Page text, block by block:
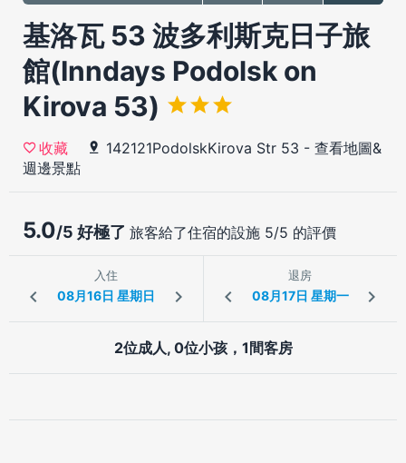
基洛瓦 53 波多利斯克日子旅
館(Inndays Podolsk on
Kirova 53)
收藏 142121PodolskKirova Str 53 - 查看地圖&
週邊景點
5.0/5 好極了 旅客給了住宿的設施 5/5 的評價
入住 退房
2位成人, 0位小孩，1間客房